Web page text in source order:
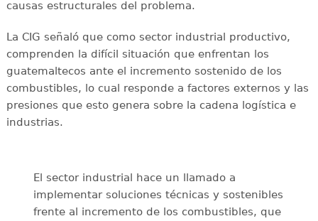
causas estructurales del problema.
La CIG señaló que como sector industrial productivo,
comprenden la difícil situación que enfrentan los
guatemaltecos ante el incremento sostenido de los
combustibles, lo cual responde a factores externos y las
presiones que esto genera sobre la cadena logística e
industrias.
El sector industrial hace un llamado a
implementar soluciones técnicas y sostenibles
frente al incremento de los combustibles, que